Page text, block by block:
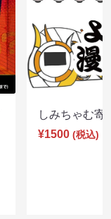
しみちゃむ
¥1500 (税込)